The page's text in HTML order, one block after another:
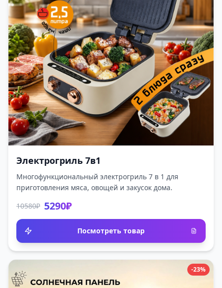
Электрогриль 7в1
Многофункциональный электрогриль 7 в 1 для
приготовления мяса, овощей и закусок дома.
10580₽ 5290₽
Посмотреть товар
-23%